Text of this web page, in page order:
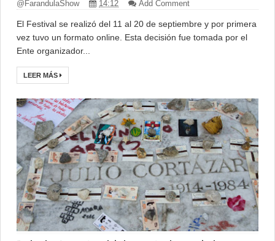
@FarandulaShow 14:12 Add Comment
El Festival se realizó del 11 al 20 de septiembre y por primera
vez tuvo un formato online. Esta decisión fue tomada por el
Ente organizador...
LEER MÁS